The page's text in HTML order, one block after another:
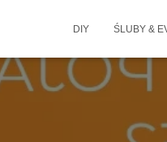
DIY ŚLUBY &